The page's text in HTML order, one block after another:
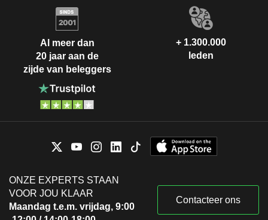
Al meer dan
20 jaar aan de
zijde van beleggers
+ 1.300.000
leden
ONZE EXPERTS STAAN
VOOR JOU KLAAR
Maandag t.e.m. vrijdag, 9:00
Contacteer ons